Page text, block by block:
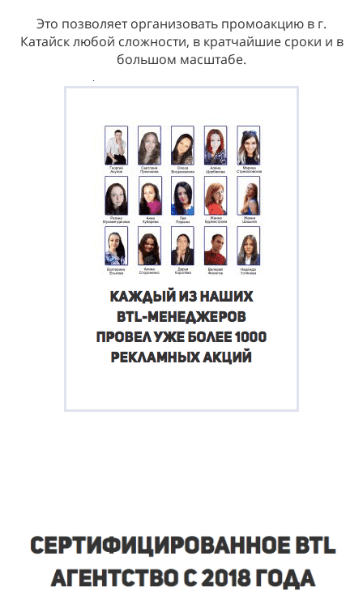
Это позволяет организовать промоакцию в г.
Катайск любой сложности, в кратчайшие сроки и в
большом масштабе.